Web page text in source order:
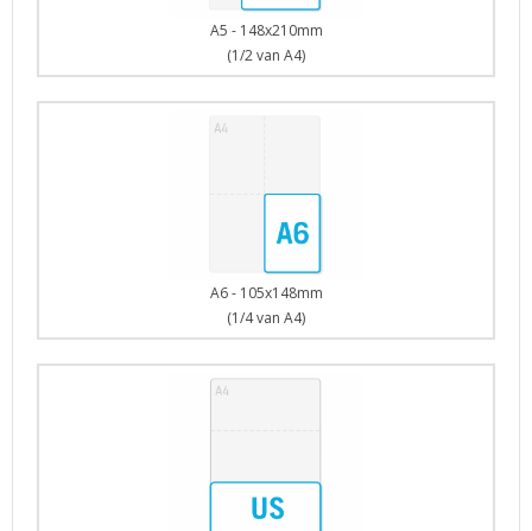
A5 - 148x210mm
(1/2 van A4)
A6 - 105x148mm
(1/4 van A4)